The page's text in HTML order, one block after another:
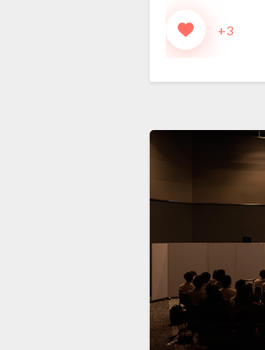
伺
ま
た！
+3